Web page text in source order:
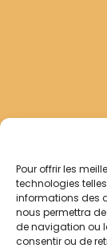
Pour offrir les
technologies
informations des
nous permettra
de navigation ou
consentir ou de
RECHERCHER
Comment
Les archives